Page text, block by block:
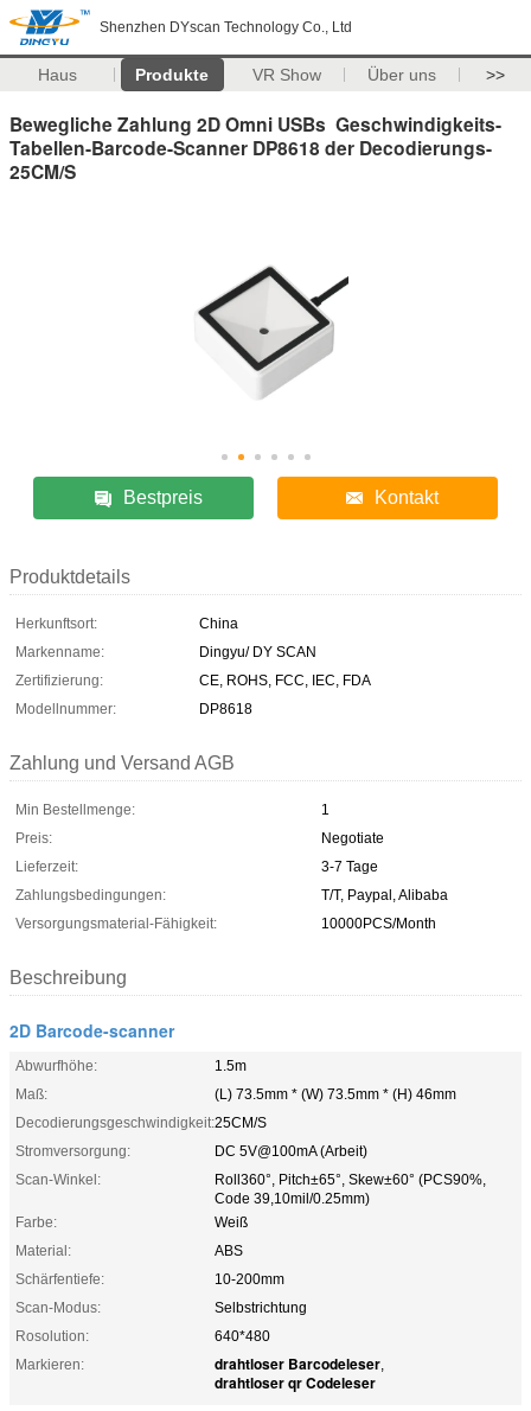
Shenzhen DYscan Technology Co., Ltd
Haus Produkte VR Show Über uns >>
Bewegliche Zahlung 2D Omni USBs Geschwindigkeits-
Tabellen-Barcode-Scanner DP8618 der Decodierungs-
25CM/S
Bestpreis Kontakt
Produktdetails
Herkunftsort:
China
Markenname:
Dingyu/ DY SCAN
Zertifizierung:
CE, ROHS, FCC, IEC, FDA
Modellnummer:
DP8618
Zahlung und Versand AGB
Min Bestellmenge:
1
Preis:
Negotiate
Lieferzeit:
3-7 Tage
Zahlungsbedingungen:
T/T, Paypal, Alibaba
Versorgungsmaterial-Fähigkeit:
10000PCS/Month
Beschreibung
2D Barcode-scanner
Abwurfhöhe:
1.5m
Maß:
(L) 73.5mm * (W) 73.5mm * (H) 46mm
Decodierungsgeschwindigkeit:25CM/S
Stromversorgung:
DC 5V@100mA (Arbeit)
Scan-Winkel:
Roll360°, Pitch±65°, Skew±60° (PCS90%,
Code 39,10mil/0.25mm)
Farbe:
Weiß
Material:
ABS
Schärfentiefe:
10-200mm
Scan-Modus:
Selbstrichtung
Rosolution:
640*480
Markieren:
drahtloser Barcodeleser,
drahtloser qr Codeleser